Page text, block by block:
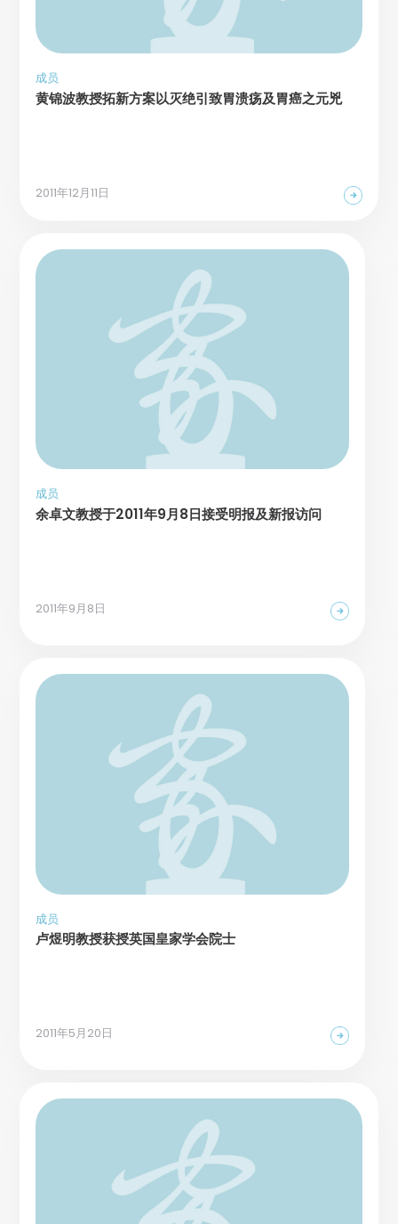
成员
黄锦波教授拓新方案以灭绝引致胃溃疡及胃癌之元兇
2011年12月11日
成员
余卓文教授于2011年9月8日接受明报及新报访问
2011年9月8日
成员
卢煜明教授获授英国皇家学会院士
2011年5月20日